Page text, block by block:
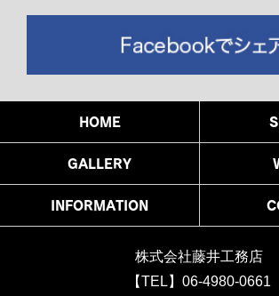
HOME
GALLERY
INFORMATION
株式会社藤井工務店
【TEL】06-4980-0661